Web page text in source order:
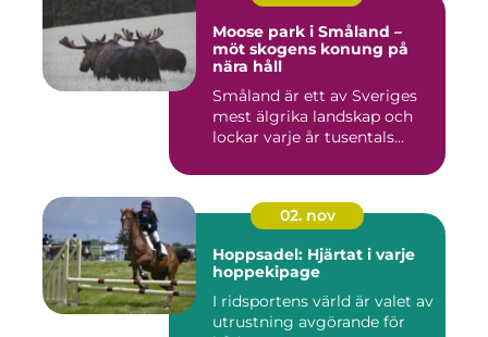
Moose park i Småland –
möt skogens konung på
nära håll
Småland är ett av Sveriges
mest älgrika landskap och
lockar varje år tusentals...
02. nov
Hoppsadel: Hjärtat i varje
hoppekipage
I ridsportens värld är valet av
utrustning avgörande för